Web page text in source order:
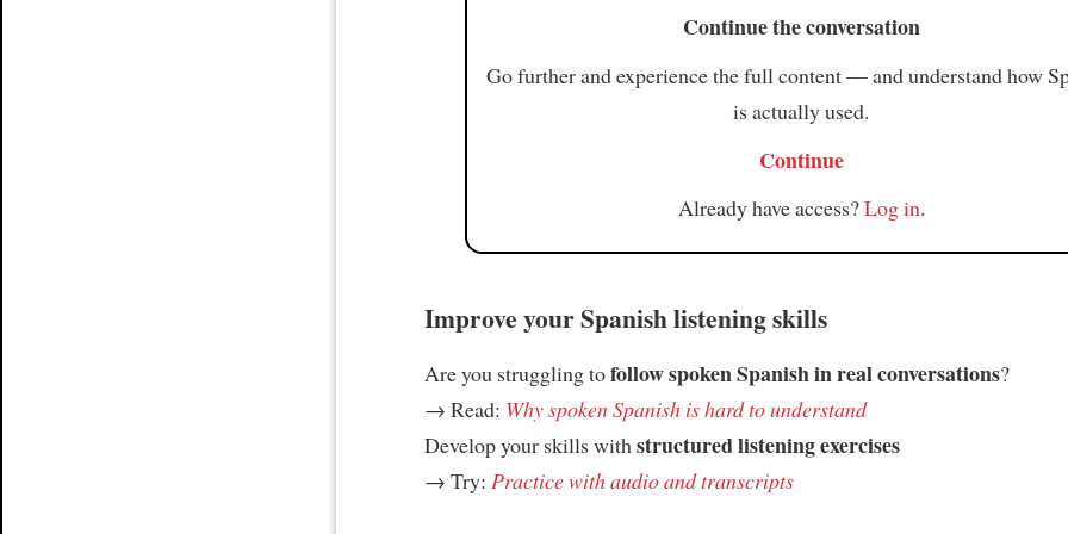
Continue the conversation
Go further and experience the full content — and understand how
is actually used.
Continue
Already have access?Log in.
Improve your Spanish listening skills
Are you struggling tofollow spoken Spanish in real conversations?
→ Read: Why spoken Spanish is hard to understand
Develop your skills with structured listening exercises
→ Try: Practice with audio and transcripts